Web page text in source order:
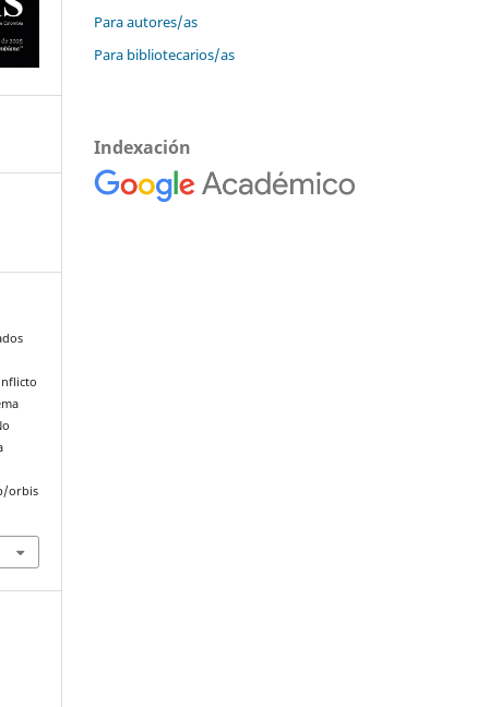
orbis
Para autores/as
Para bibliotecarios/as
Indexación